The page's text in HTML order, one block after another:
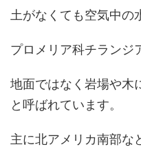
土がなくても空気中の
プロメリア科チランジ
地面ではなく岩場や木
と呼ばれています。
主に北アメリカ南部な